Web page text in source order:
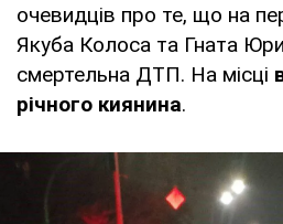
очевидців про те, що на
Якуба Колоса та Гната
смертельна ДТП. На місці
річного киянина.